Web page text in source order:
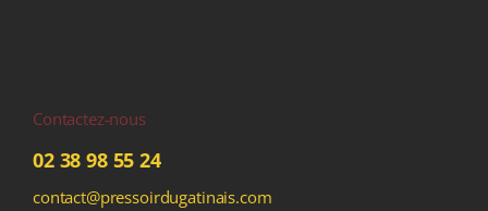
Contactez-nous
02 38 98 55 24
contact@pressoirdugatinais.com